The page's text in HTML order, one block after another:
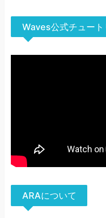
Waves公式チュート
ARAについて